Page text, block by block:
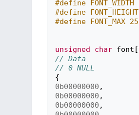
#define
#define
#define FONT_MAX
unsigned char font [
// Data
// 0 NULL
{
0b00000000 ,
0b00000000 ,
0b00000000 ,